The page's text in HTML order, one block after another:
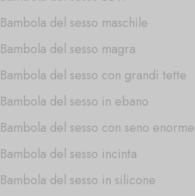
Bambola del sesso maschile
Bambola del sesso magra
Bambola del sesso con grandi tette
Bambola del sesso in ebano
Bambola del sesso con seno enorme
Bambola del sesso incinta
Bambola del sesso in silicone